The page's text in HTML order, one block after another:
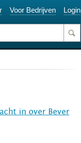
Voor Bedrijven Login
in over Bever